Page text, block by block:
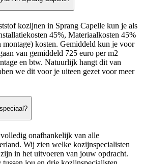
kozijnen in Sprang Capelle kun je als
45%, Materiaalkosten 45%
montage) kosten. Gemiddeld kun je voor
van gemiddeld 725 euro per m2
en btw. Natuurlijk hangt dit van
we dit voor je uiteen gezet voor meer
onafhankelijk van alle
Wij zien welke kozijnspecialisten
in het uitvoeren van jouw opdracht.